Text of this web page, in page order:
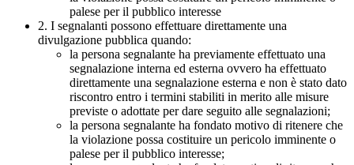
palese per il pubblico interesse
2. I segnalanti possono effettuare direttamente una
divulgazione pubblica quando:
la persona segnalante ha previamente effettuato una
segnalazione interna ed esterna ovvero ha effettuato
direttamente una segnalazione esterna e non è stato dato
riscontro entro i termini stabiliti in merito alle misure
previste o adottate per dare seguito alle segnalazioni;
la persona segnalante ha fondato motivo di ritenere che
la violazione possa costituire un pericolo imminente o
palese per il pubblico interesse;